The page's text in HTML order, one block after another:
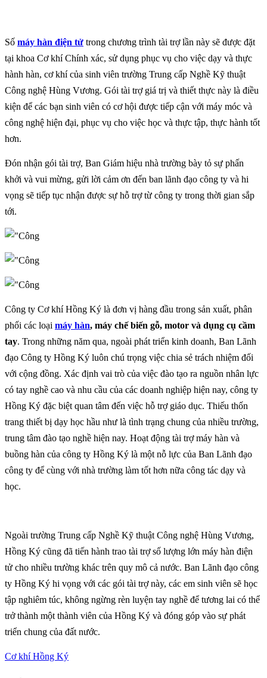
Số máy hàn điện tử trong chương trình tài trợ lần này sẽ được đặt
tại khoa Cơ khí Chính xác, sử dụng phục vụ cho việc dạy và thực
hành hàn, cơ khí của sinh viên trường Trung cấp Nghề Kỹ thuật
Công nghệ Hùng Vương. Gói tài trợ giá trị và thiết thực này là điều
kiện để các bạn sinh viên có cơ hội được tiếp cận với máy móc và
công nghệ hiện đại, phục vụ cho việc học và thực tập, thực hành tốt
hơn.
Đón nhận gói tài trợ, Ban Giám hiệu nhà trường bày tỏ sự phấn
khởi và vui mừng, gửi lời cảm ơn đến ban lãnh đạo công ty và hi
vọng sẽ tiếp tục nhận được sự hỗ trợ từ công ty trong thời gian sắp
tới.
Công ty Cơ khí Hồng Ký là đơn vị hàng đầu trong sản xuất, phân
phối các loại máy hàn, máy chế biến gỗ, motor và dụng cụ cầm
tay. Trong những năm qua, ngoài phát triển kinh doanh, Ban Lãnh
đạo Công ty Hồng Ký luôn chú trọng việc chia sẻ trách nhiệm đối
với cộng đồng. Xác định vai trò của việc đào tạo ra nguồn nhân lực
có tay nghề cao và nhu cầu của các doanh nghiệp hiện nay, công ty
Hồng Ký đặc biệt quan tâm đến việc hỗ trợ giáo dục. Thiếu thốn
trang thiết bị dạy học hầu như là tình trạng chung của nhiều trường,
trung tâm đào tạo nghề hiện nay. Hoạt động tài trợ máy hàn và
buồng hàn của công ty Hồng Ký là một nỗ lực của Ban Lãnh đạo
công ty để cùng với nhà trường làm tốt hơn nữa công tác dạy và
học.
Ngoài trường Trung cấp Nghề Kỹ thuật Công nghệ Hùng Vương,
Hồng Ký cũng đã tiến hành trao tài trợ số lượng lớn máy hàn điện
tử cho nhiều trường khác trên quy mô cả nước. Ban Lãnh đạo công
ty Hồng Ký hi vọng với các gói tài trợ này, các em sinh viên sẽ học
tập nghiêm túc, không ngừng rèn luyện tay nghề để tương lai có thể
trở thành một thành viên của Hồng Ký và đóng góp vào sự phát
triển chung của đất nước.
Cơ khí Hồng Ký